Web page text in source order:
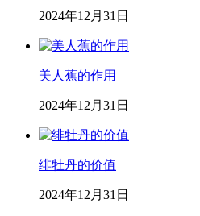
2024年12月31日
美人蕉的作用
2024年12月31日
绯牡丹的价值
2024年12月31日